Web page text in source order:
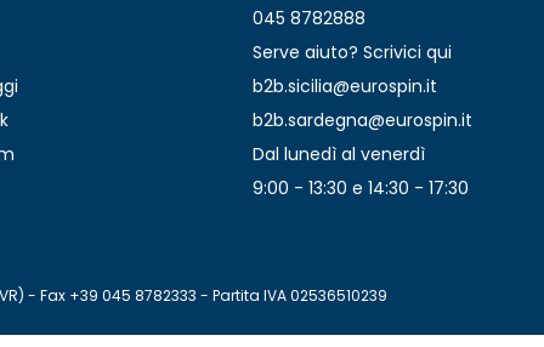
045 8782888
Serve aiuto? Scrivici qui
b2b.sicilia@eurospin.it
b2b.sardegna@eurospin.it
Dal lunedì al venerdì
9:00 - 13:30 e 14:30 - 17:30
- Fax +39 045 8782333 - Partita IVA 02536510239